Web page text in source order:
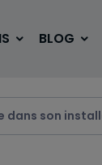
BLOG
dans son